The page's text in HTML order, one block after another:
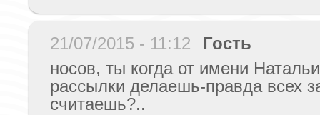
21/07/2015 - 11:12
Гость
носов, ты когда от имени
рассылки делаешь-правда всех
считаешь?..